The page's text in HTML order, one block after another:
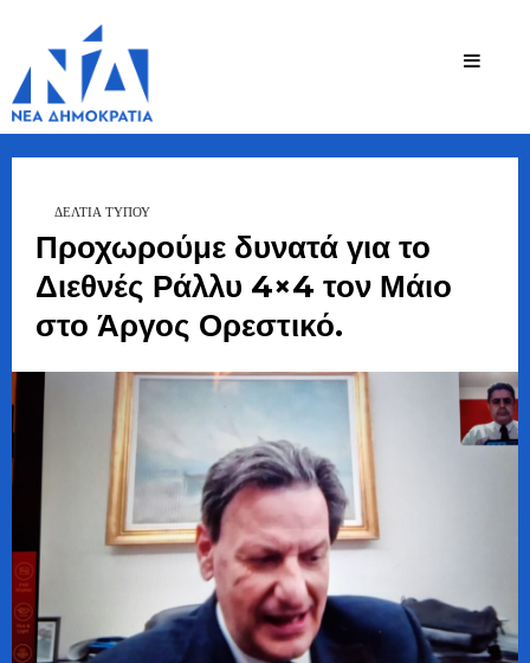
Ζήσης
Bουλευτής Ν.
Προχωρούμε δυνατά για το
Διεθνές Ράλλυ 4×4 τον Μάιο
στο Άργος Ορεστικό.
ΔΕΛΤΙΑ ΤΥΠΟΥ